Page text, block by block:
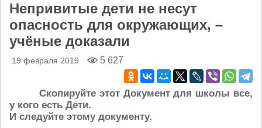
Непривитые дети не несут
опасность для окружающих, –
учёные доказали
19 февраля 2019 5 627
Скопируйте этот Документ для школы все,
у кого есть Дети.
И следуйте этому документу.